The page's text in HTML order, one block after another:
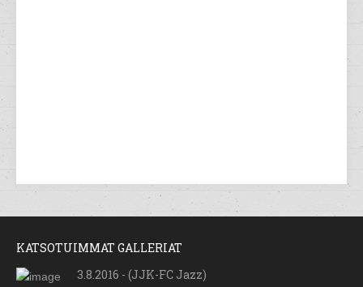
KATSOTUIMMAT GALLERIAT
3.8.2016 - (JJK-FC Jazz)